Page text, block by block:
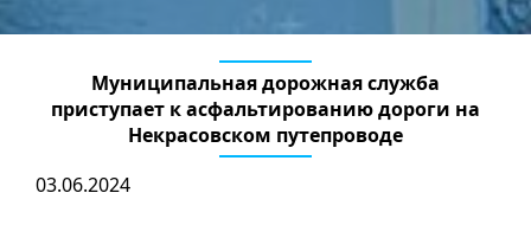
Муниципальная дорожная служба
приступает к асфальтированию дороги на
Некрасовском путепроводе
03.06.2024